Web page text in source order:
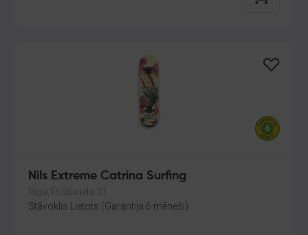
Nils Extreme Catrina Surfing
Rīga, Prūšu iela 21
Stāvoklis Lietots (Garantija 6 mēneši)